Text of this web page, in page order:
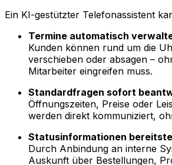
Ein KI-gestützter Telefonassistent
Termine automatisch
Kunden können rund um die
verschieben oder absagen –
Mitarbeiter eingreifen muss.
Standardfragen sofort
Öffnungszeiten, Preise oder
werden direkt kommuniziert,
Statusinformationen
Durch Anbindung an interne
Auskunft über Bestellungen,